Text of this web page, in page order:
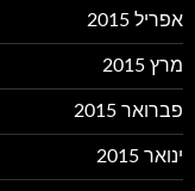
אפריל 2015
מרץ 2015
פברואר 2015
ינואר 2015